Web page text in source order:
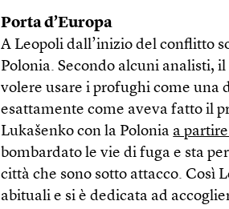
Porta d’Europa
A Leopoli dall’inizio del conflitto
Polonia. Secondo alcuni analisti,
volere usare i profughi come una
esattamente come aveva fatto il
Lukašenko con la Polonia a
bombardato le vie di fuga e sta
città che sono sotto attacco. Così
abituali e si è dedicata ad